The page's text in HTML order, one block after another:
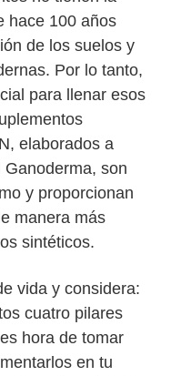
hace 100 años
de los suelos y
Por lo tanto,
para llenar esos
elaborados a
son
y proporcionan
manera más
sintéticos.
vida y considera:
cuatro pilares
hora de tomar
en tu